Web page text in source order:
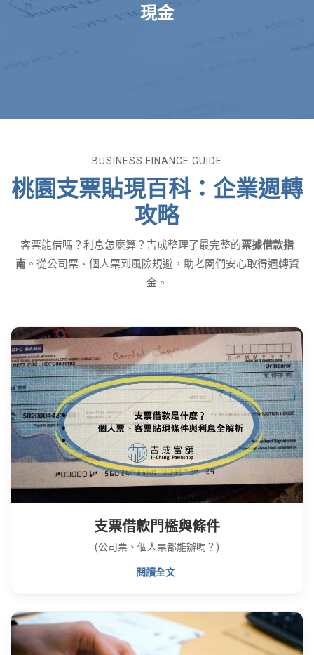
現金
BUSINESS FINANCE GUIDE
桃園支票貼現百科：企業週轉
攻略
客票能借嗎？利息怎麼算？吉成整理了最完整的票據借款指
南。從公司票、個人票到風險規避，助老闆們安心取得週轉資
金。
支票借款門檻與條件
(公司票、個人票都能辦嗎？)
閱讀全文